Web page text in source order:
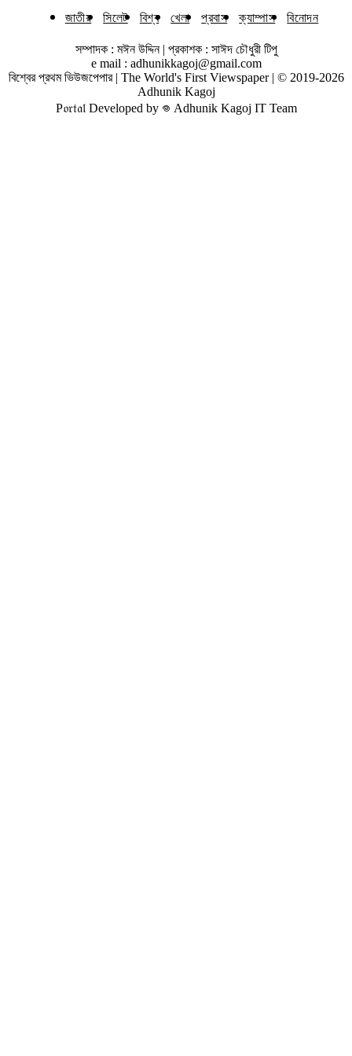
জাতীয় সিলেট বিশ্ব খেলা প্রবাস ক্যাম্পাস বিনোদন
সম্পাদক : মঈন উদ্দিন | প্রকাশক : সাঈদ চৌধুরী টিপু
e mail : adhunikkagoj@gmail.com
বিশ্বের প্রথম ভিউজপেপার | The World's First Viewspaper | © 2019-2026
Adhunik Kagoj
P𝔬𝔯𝔱𝔞𝔩 Developed by 𖦹 Adhunik Kagoj IT Team